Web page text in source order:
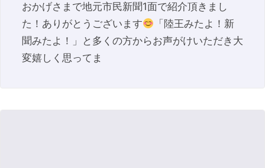
おかげさまで地元市民新聞1面で紹介頂きまし
た！ありがとうございます
「陸王みたよ！新
聞みたよ！」と多くの方からお声がけいただき大
変嬉しく思ってま